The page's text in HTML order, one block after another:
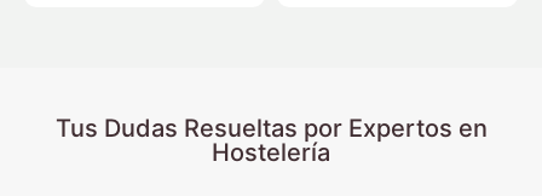
Tus Dudas Resueltas por Expertos en
Hostelería